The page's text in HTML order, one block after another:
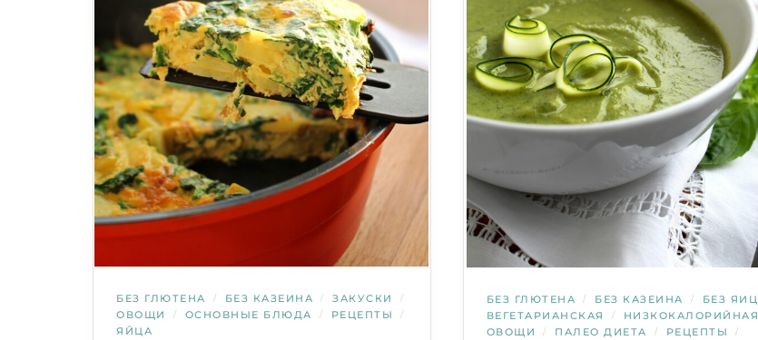
БЕЗ ГЛЮТЕНА / БЕЗ КАЗЕИНА / ЗАКУСКИ /
ОВОЩИ / ОСНОВНЫЕ БЛЮДА / РЕЦЕПТЫ /
ЯЙЦА
БЕЗ ГЛЮТЕНА / БЕЗ КАЗЕИНА / БЕЗ ЯИЦ
ВЕГЕТАРИАНСКАЯ / НИЗКОКАЛОРИЙНАЯ
ОВОЩИ / ПАЛЕО ДИЕТА / РЕЦЕПТЫ /